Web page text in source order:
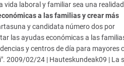
vida laboral y familiar sea una realidad
a las familias y crear más
y candidata número dos por
las ayudas económicas a las
y centros de día para mayores
2009/02/24 | Hauteskundeak09 | La